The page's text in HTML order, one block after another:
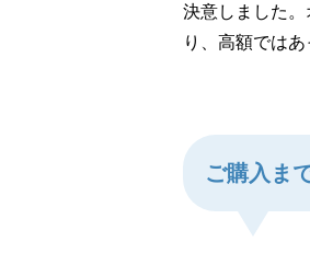
決意しました
り、高額では
ご購入ま